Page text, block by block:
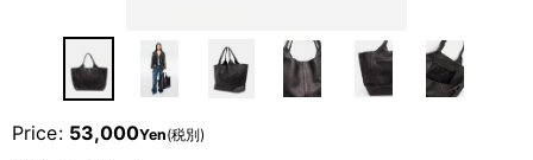
Price: 53,000Yen(税別)